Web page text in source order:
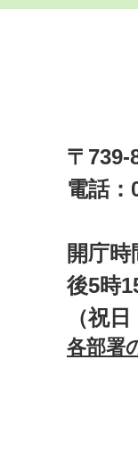
〒
電話：
開庁
後5時
（祝
各部署